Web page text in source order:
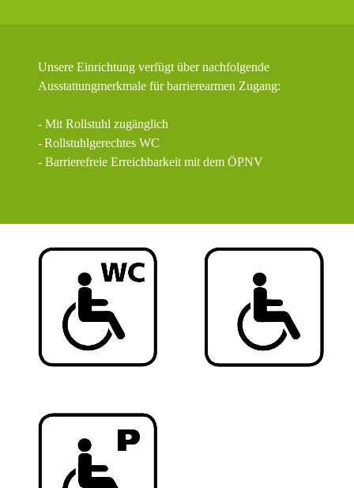
Unsere Einrichtung verfügt über nachfolgende
Ausstattungmerkmale für barrierearmen Zugang:
- Mit Rollstuhl zugänglich
-Rollstuhlgerechtes WC
- Barrierefreie Erreichbarkeit mit dem ÖPNV